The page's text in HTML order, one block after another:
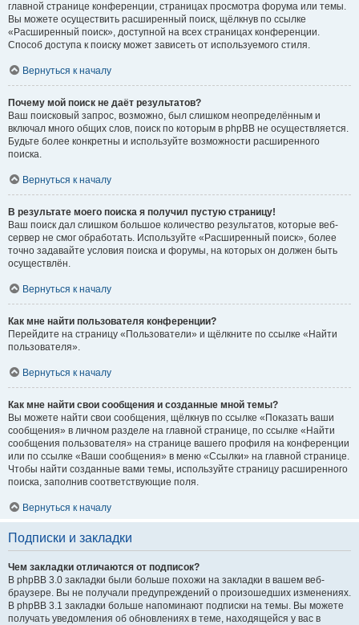
главной странице конференции, страницах просмотра форума или темы.
Вы можете осуществить расширенный поиск, щёлкнув по ссылке
«Расширенный поиск», доступной на всех страницах конференции.
Способ доступа к поиску может зависеть от используемого стиля.
Вернуться к началу
Почему мой поиск не даёт результатов?
Ваш поисковый запрос, возможно, был слишком неопределённым и
включал много общих слов, поиск по которым в phpBB не осуществляется.
Будьте более конкретны и используйте возможности расширенного
поиска.
Вернуться к началу
В результате моего поиска я получил пустую страницу!
Ваш поиск дал слишком большое количество результатов, которые веб-
сервер не смог обработать. Используйте «Расширенный поиск», более
точно задавайте условия поиска и форумы, на которых он должен быть
осуществлён.
Вернуться к началу
Как мне найти пользователя конференции?
Перейдите на страницу «Пользователи» и щёлкните по ссылке «Найти
пользователя».
Вернуться к началу
Как мне найти свои сообщения и созданные мной темы?
Вы можете найти свои сообщения, щёлкнув по ссылке «Показать ваши
сообщения» в личном разделе на главной странице, по ссылке «Найти
сообщения пользователя» на странице вашего профиля на конференции
или по ссылке «Ваши сообщения» в меню «Ссылки» на главной странице.
Чтобы найти созданные вами темы, используйте страницу расширенного
поиска, заполнив соответствующие поля.
Вернуться к началу
Подписки и закладки
Чем закладки отличаются от подписок?
В phpBB 3.0 закладки были больше похожи на закладки в вашем веб-
браузере. Вы не получали предупреждений о произошедших изменениях.
В phpBB 3.1 закладки больше напоминают подписки на темы. Вы можете
получать уведомления об обновлениях в теме, находящейся у вас в